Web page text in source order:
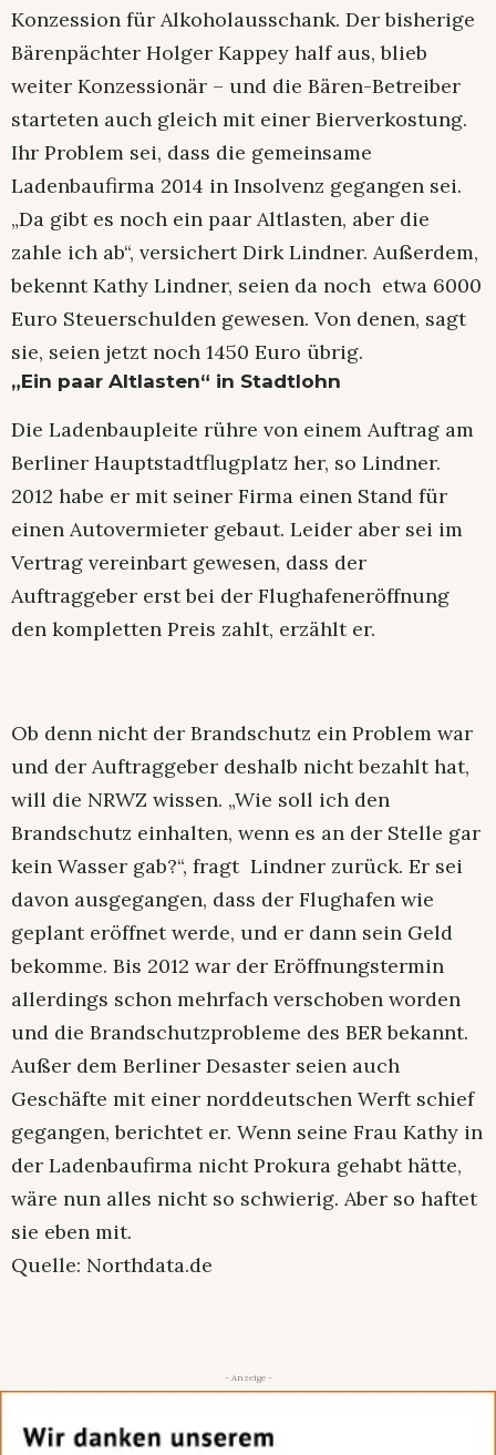
Konzession für Alkoholausschank. Der bisherige
Bärenpächter Holger Kappey half aus, blieb
weiter Konzessionär – und die Bären-Betreiber
starteten auch gleich mit einer Bierverkostung.
Ihr Problem sei, dass die gemeinsame
Ladenbaufirma 2014 in Insolvenz gegangen sei.
„Da gibt es noch ein paar Altlasten, aber die
zahle ich ab“, versichert Dirk Lindner. Außerdem,
bekennt Kathy Lindner, seien da noch etwa 6000
Euro Steuerschulden gewesen. Von denen, sagt
sie, seien jetzt noch 1450 Euro übrig.
„Ein paar Altlasten“ in Stadtlohn
Die Ladenbaupleite rühre von einem Auftrag am
Berliner Hauptstadtflugplatz her, so Lindner.
2012 habe er mit seiner Firma einen Stand für
einen Autovermieter gebaut. Leider aber sei im
Vertrag vereinbart gewesen, dass der
Auftraggeber erst bei der Flughafeneröffnung
den kompletten Preis zahlt, erzählt er.
Ob denn nicht der Brandschutz ein Problem war
und der Auftraggeber deshalb nicht bezahlt hat,
will die NRWZ wissen. „Wie soll ich den
Brandschutz einhalten, wenn es an der Stelle gar
kein Wasser gab?“, fragt Lindner zurück. Er sei
davon ausgegangen, dass der Flughafen wie
geplant eröffnet werde, und er dann sein Geld
bekomme. Bis 2012 war der Eröffnungstermin
allerdings schon mehrfach verschoben worden
und die Brandschutzprobleme des BER bekannt.
Außer dem Berliner Desaster seien auch
Geschäfte mit einer norddeutschen Werft schief
gegangen, berichtet er. Wenn seine Frau Kathy in
der Ladenbaufirma nicht Prokura gehabt hätte,
wäre nun alles nicht so schwierig. Aber so haftet
sie eben mit.
Quelle: Northdata.de
- Anzeige -